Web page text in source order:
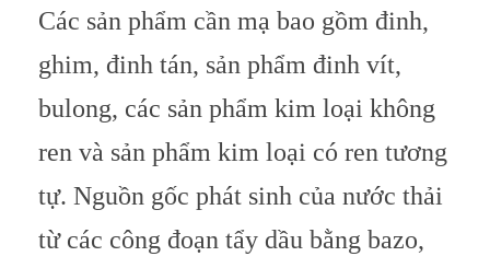
Các sản phẩm cần mạ bao gồm đinh,
ghim, đinh tán, sản phẩm đinh vít,
bulong, các sản phẩm kim loại không
ren và sản phẩm kim loại có ren tương
tự. Nguồn gốc phát sinh của nước thải
từ các công đoạn tẩy dầu bằng bazo,